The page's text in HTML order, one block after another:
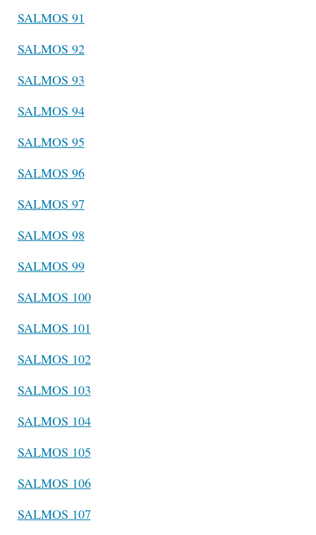
SALMOS 91
SALMOS 92
SALMOS 93
SALMOS 94
SALMOS 95
SALMOS 96
SALMOS 97
SALMOS 98
SALMOS 99
SALMOS 100
SALMOS 101
SALMOS 102
SALMOS 103
SALMOS 104
SALMOS 105
SALMOS 106
SALMOS 107